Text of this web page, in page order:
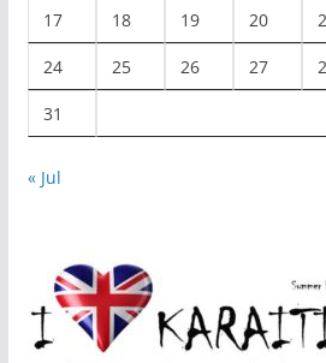
17 18 19 20
24 25 26 27
31
« Jul